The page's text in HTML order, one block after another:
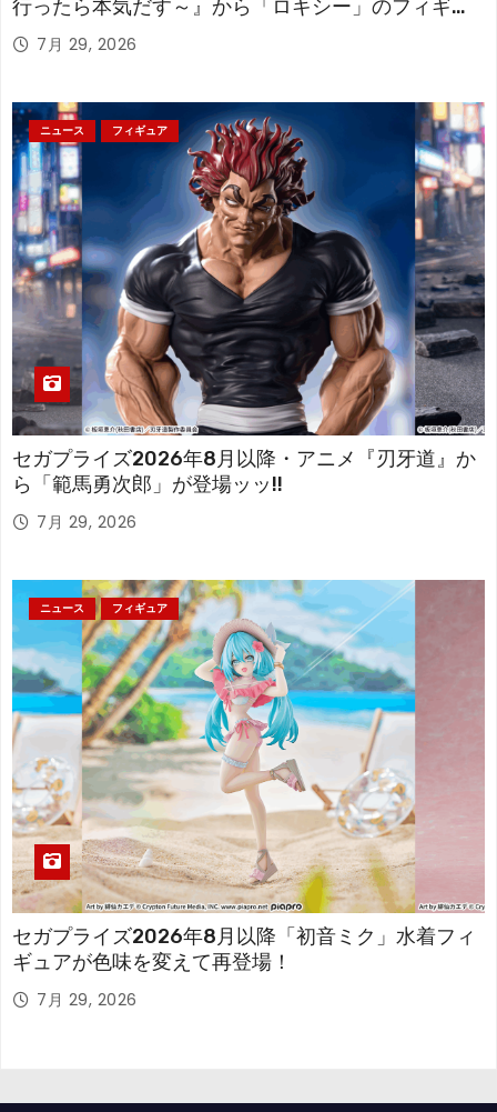
行ったら本気だす～』から「ロキシー」のフィギュ
アが登場！
7月 29, 2026
ニュース フィギュア
セガプライズ2026年8月以降・アニメ『刃牙道』か
ら「範馬勇次郎」が登場ッッ!!
7月 29, 2026
ニュース フィギュア
セガプライズ2026年8月以降「初音ミク」水着フィ
ギュアが色味を変えて再登場！
7月 29, 2026